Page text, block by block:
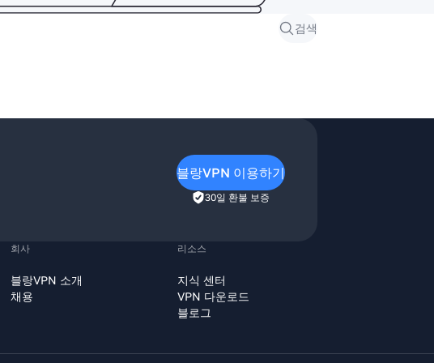
검색
블랑VPN 이용하기
30일 환불 보증
회사
블랑VPN 소개
채용
리소스
지식 센터
VPN 다운로드
블로그